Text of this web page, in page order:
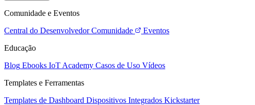
Comunidade e Eventos
Central do Desenvolvedor Comunidade
Eventos
Educação
Blog Ebooks IoT Academy Casos de Uso Vídeos
Templates e Ferramentas
Templates de Dashboard Dispositivos Integrados Kickstarter